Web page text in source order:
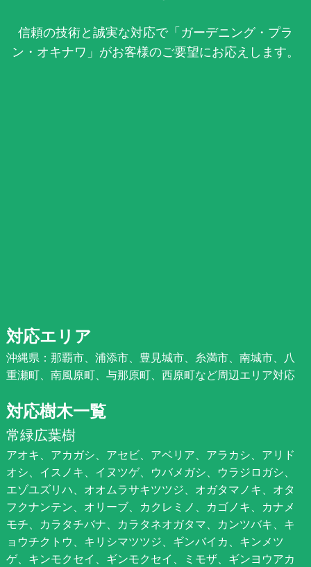
信頼の技術と誠実な対応で「ガーデニング・プラ
ン・オキナワ」がお客様のご要望にお応えします。
対応エリア
沖縄県：那覇市、浦添市、豊見城市、糸満市、南城市、八
重瀬町、南風原町、与那原町、西原町など周辺エリア対応
対応樹木一覧
常緑広葉樹
アオキ、アカガシ、アセビ、アベリア、アラカシ、アリド
オシ、イスノキ、イヌツゲ、ウバメガシ、ウラジロガシ、
エゾユズリハ、オオムラサキツツジ、オガタマノキ、オタ
フクナンテン、オリーブ、カクレミノ、カゴノキ、カナメ
モチ、カラタチバナ、カラタネオガタマ、カンツバキ、キ
ョウチクトウ、キリシマツツジ、ギンバイカ、キンメツ
ゲ、キンモクセイ、ギンモクセイ、ミモザ、ギンヨウアカ